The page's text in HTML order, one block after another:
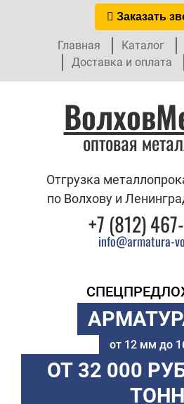
Заказать
Главная Каталог
Доставка и оплата
оптовая
Отгрузка
по Волхову и
+7 (812)
info@armatura-
от 12 мм до
ОТ 32 000
ТОНН